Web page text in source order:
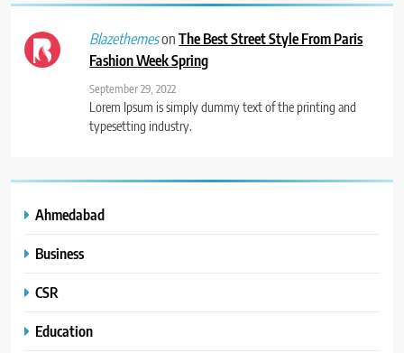
BlazethemesonThe Best Street Style From Paris
Fashion Week Spring
September 29, 2022
Lorem Ipsum is simply dummy text of the printing and
typesetting industry.
Ahmedabad
Business
CSR
Education